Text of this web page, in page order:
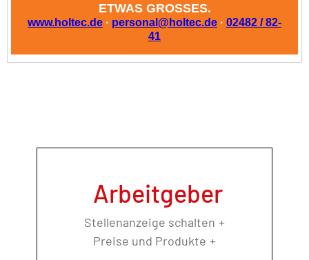
Arbeitgeber
Stellenanzeige schalten
Preise und Produkte